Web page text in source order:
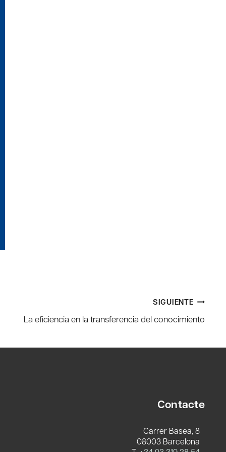
SIGUIENTE
La eficiencia en la transferencia del conocimiento
Contacte
Carrer Basea, 8
08003 Barcelona